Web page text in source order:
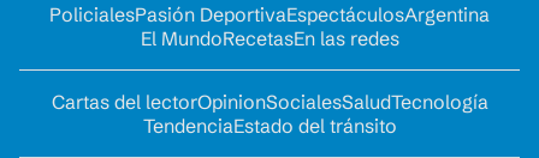
PolicialesPasión DeportivaEspectáculosArgentina
El MundoRecetasEn las redes
Cartas del lectorOpinionSocialesSaludTecnología
TendenciaEstado del tránsito